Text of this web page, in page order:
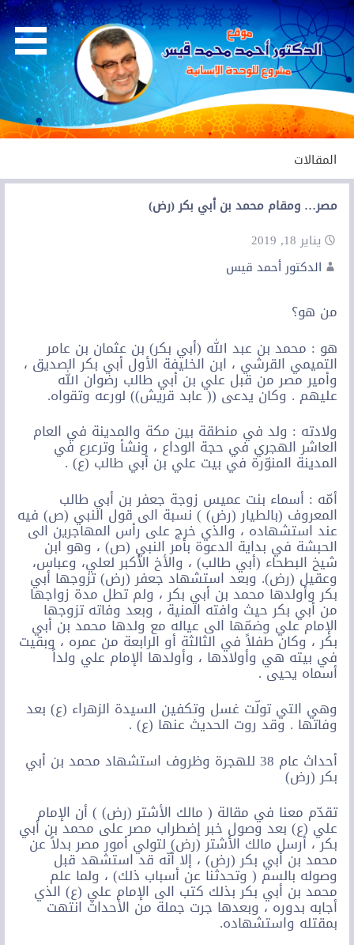
Skip
to
content
الدكتور احمد قيس
الموقع الرسمي
المقالات
مصر… ومقام محمد بن أبي بكر (رض)
يناير 18, 2019
الدكتور أحمد قيس
من هو؟
هو : محمد بن عبد الله (أبي بكر) بن عثمان بن عامر
التميمي القرشي ، ابن الخليفة الأول أبي بكر الصديق ،
وأمير مصر من قبل علي بن أبي طالب رضوان الله
عليهم . وكان يدعى (( عابد قريش)) لورعه وتقواه.
ولادته : ولد في منطقة بين مكة والمدينة في العام
العاشر الهجري في حجة الوداع ، ونشأ وترعرع في
المدينة المنوّرة في بيت علي بن أبي طالب (ع) .
أمّه : أسماء بنت عميس زوجة جعفر بن أبي طالب
المعروف (بالطيار (رض) ) نسبة الى قول النبي (ص) فيه
عند استشهاده ، والذي خرج على رأس المهاجرين الى
الحبشة في بداية الدعوة بأمر النبي (ص) ، وهو ابن
شيخ البطحاء (أبي طالب) ، والأخ الأكبر لعلي، وعباس،
وعقيل (رض). وبعد استشهاد جعفر (رض) تزوجها أبي
بكر وأولدها محمد بن أبي بكر ، ولم تطل مدة زواجها
من أبي بكر حيث وافته المنية ، وبعد وفاته تزوجها
الإمام علي وضمّها الى عياله مع ولدها محمد بن أبي
بكر ، وكان طفلاً في الثالثة أو الرابعة من عمره ، وبقيت
في بيته هي وأولادها ، وأولدها الإمام علي ولداً
أسماه يحيى .
وهي التي تولّت غسل وتكفين السيدة الزهراء (ع) بعد
وفاتها . وقد روت الحديث عنها (ع) .
أحداث عام 38 للهجرة وظروف استشهاد محمد بن أبي
بكر (رض)
تقدّم معنا في مقالة ( مالك الأشتر (رض) ) أن الإمام
علي (ع) بعد وصول خبر إضطراب مصر على محمد بن أبي
بكر ، أرسل مالك الأشتر (رض) لتولي أمور مصر بدلاً عن
محمد بن أبي بكر (رض) ، إلا أنّه قد استشهد قبل
وصوله بالسم ( وتحدثنا عن أسباب ذلك) ، ولما علم
محمد بن أبي بكر بذلك كتب الى الإمام علي (ع) الذي
أجابه بدوره ، وبعدها جرت جملة من الأحداث انتهت
بمقتله واستشهاده.